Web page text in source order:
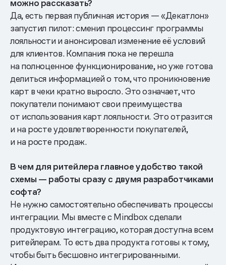
можно рассказать?
Да, есть первая публичная история — «Декатлон»
запустил пилот: сменил процессинг программы
лояльности и анонсировал изменение её условий
для клиентов. Компания пока не перешла
на полноценное функционирование, но уже готова
делиться информацией о том, что проникновение
карт в чеки кратно выросло. Это означает, что
покупатели понимают свои преимущества
от использования карт лояльности. Это отразится
и на росте удовлетворенности покупателей,
и на росте продаж.
В чем для ритейлера главное удобство такой
схемы — работы сразу с двумя разработчиками
софта?
Не нужно самостоятельно обеспечивать процессы
интеграции. Мы вместе с Mindbox сделали
продуктовую интеграцию, которая доступна всем
ритейлерам. То есть два продукта готовы к тому,
чтобы быть бесшовно интегрированными.